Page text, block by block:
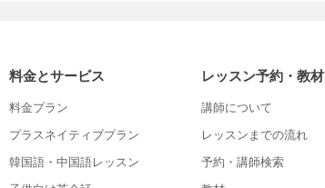
料金とサービス
料金プラン
プラスネイティブプラン
韓国語・中国語レッスン
レッスン予約・教材
講師について
レッスンまでの流れ
予約・講師検索